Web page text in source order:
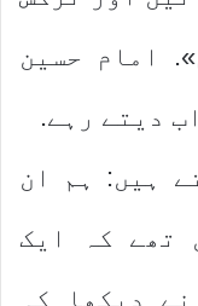
امام حسین
دیتے رہے.
ہیں: ہم ان
تھے کہ ایک
دیکھا کہ